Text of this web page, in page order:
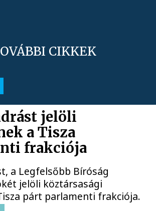
CIKKEK
jelöli
a Tisza
frakciója
a Legfelsőbb Bíróság
jelöli köztársasági
párt parlamenti frakciója.